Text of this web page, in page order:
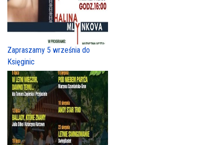
Zapraszamy 5 września do
Księginic